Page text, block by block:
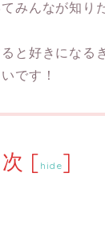
みんなが知り
と好きになる
です！
[ hide]